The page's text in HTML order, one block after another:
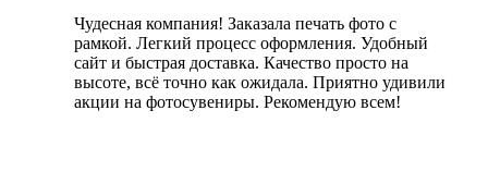
Чудесная компания! Заказала печать фото с
рамкой. Легкий процесс оформления. Удобный
сайт и быстрая доставка. Качество просто на
высоте, всё точно как ожидала. Приятно удивили
акции на фотосувениры. Рекомендую всем!